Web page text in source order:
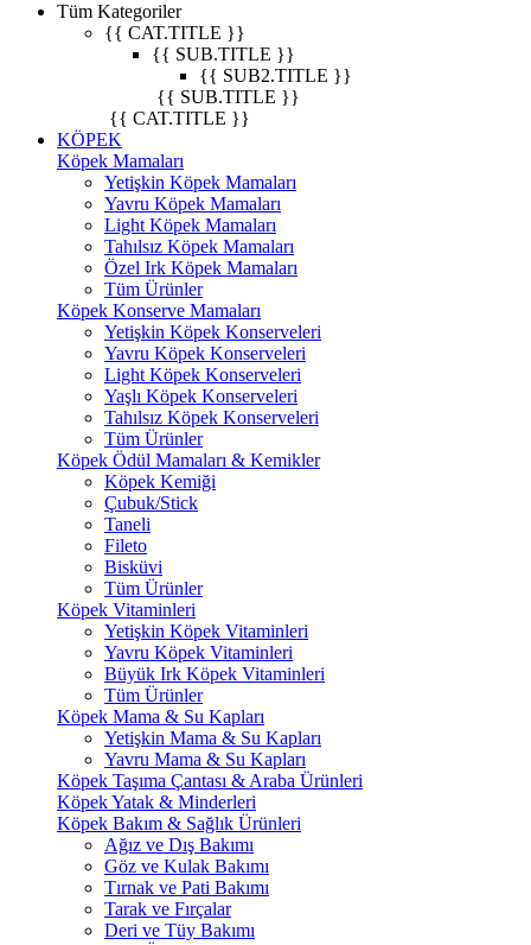
Tüm Kategoriler
{{ CAT.TITLE }}
{{ SUB.TITLE }}
{{ SUB2.TITLE }}
{{ SUB.TITLE }}
{{ CAT.TITLE }}
KÖPEK
Köpek Mamaları
Yetişkin Köpek Mamaları
Yavru Köpek Mamaları
Light Köpek Mamaları
Tahılsız Köpek Mamaları
Özel Irk Köpek Mamaları
Tüm Ürünler
Köpek Konserve Mamaları
Yetişkin Köpek Konserveleri
Yavru Köpek Konserveleri
Light Köpek Konserveleri
Yaşlı Köpek Konserveleri
Tahılsız Köpek Konserveleri
Tüm Ürünler
Köpek Ödül Mamaları & Kemikler
Köpek Kemiği
Çubuk/Stick
Taneli
Fileto
Bisküvi
Tüm Ürünler
Köpek Vitaminleri
Yetişkin Köpek Vitaminleri
Yavru Köpek Vitaminleri
Büyük Irk Köpek Vitaminleri
Tüm Ürünler
Köpek Mama & Su Kapları
Yetişkin Mama & Su Kapları
Yavru Mama & Su Kapları
Köpek Taşıma Çantası & Araba Ürünleri
Köpek Yatak & Minderleri
Köpek Bakım & Sağlık Ürünleri
Ağız ve Dış Bakımı
Göz ve Kulak Bakımı
Tırnak ve Pati Bakımı
Tarak ve Fırçalar
Deri ve Tüy Bakımı